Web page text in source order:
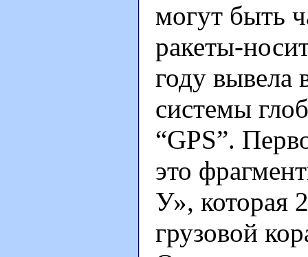
могут быть
ракеты-
году вывела
системы
“GPS”.
это
У», которая
грузовой